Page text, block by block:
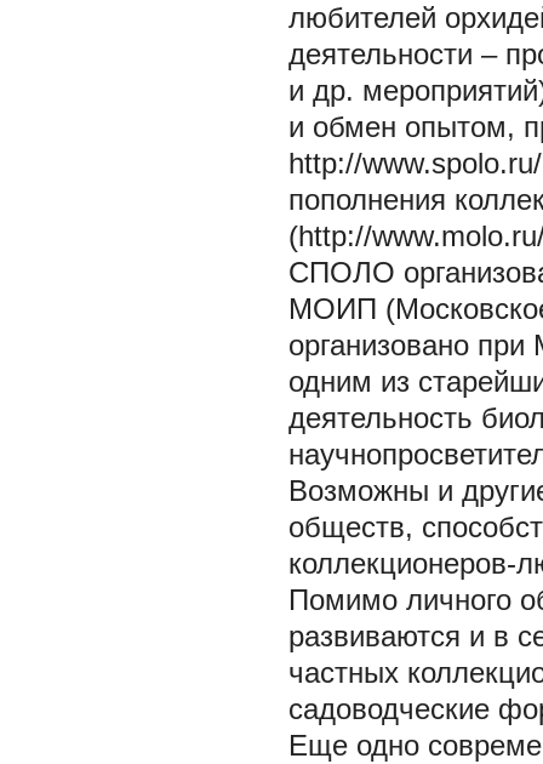
любителей
деятельности –
и др.
и обмен опытом,
http://
пополнения
(http://
СПОЛО
МОИП
организовано при
одним из
деятельность
Возможны и
обществ,
коллекционеров-
Помимо личного
развиваются и в
частных
садоводческие
Еще одно